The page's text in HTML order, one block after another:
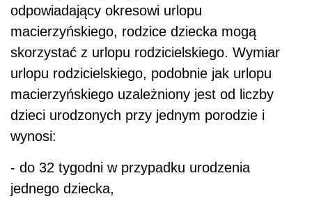
odpowiadający okresowi urlopu
macierzyńskiego, rodzice dziecka mogą
skorzystać z urlopu rodzicielskiego. Wymiar
urlopu rodzicielskiego, podobnie jak urlopu
macierzyńskiego uzależniony jest od liczby
dzieci urodzonych przy jednym porodzie i
wynosi:
- do 32 tygodni w przypadku urodzenia
jednego dziecka,